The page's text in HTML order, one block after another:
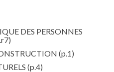
DES PERSONNES
(p.1)
(p.4)